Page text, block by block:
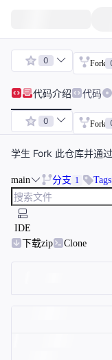
0 Fork
代码介绍 代码
0 Fork
学生 Fork 此仓库并通
main 分支 1 Tags
IDE
下载zip
Clone